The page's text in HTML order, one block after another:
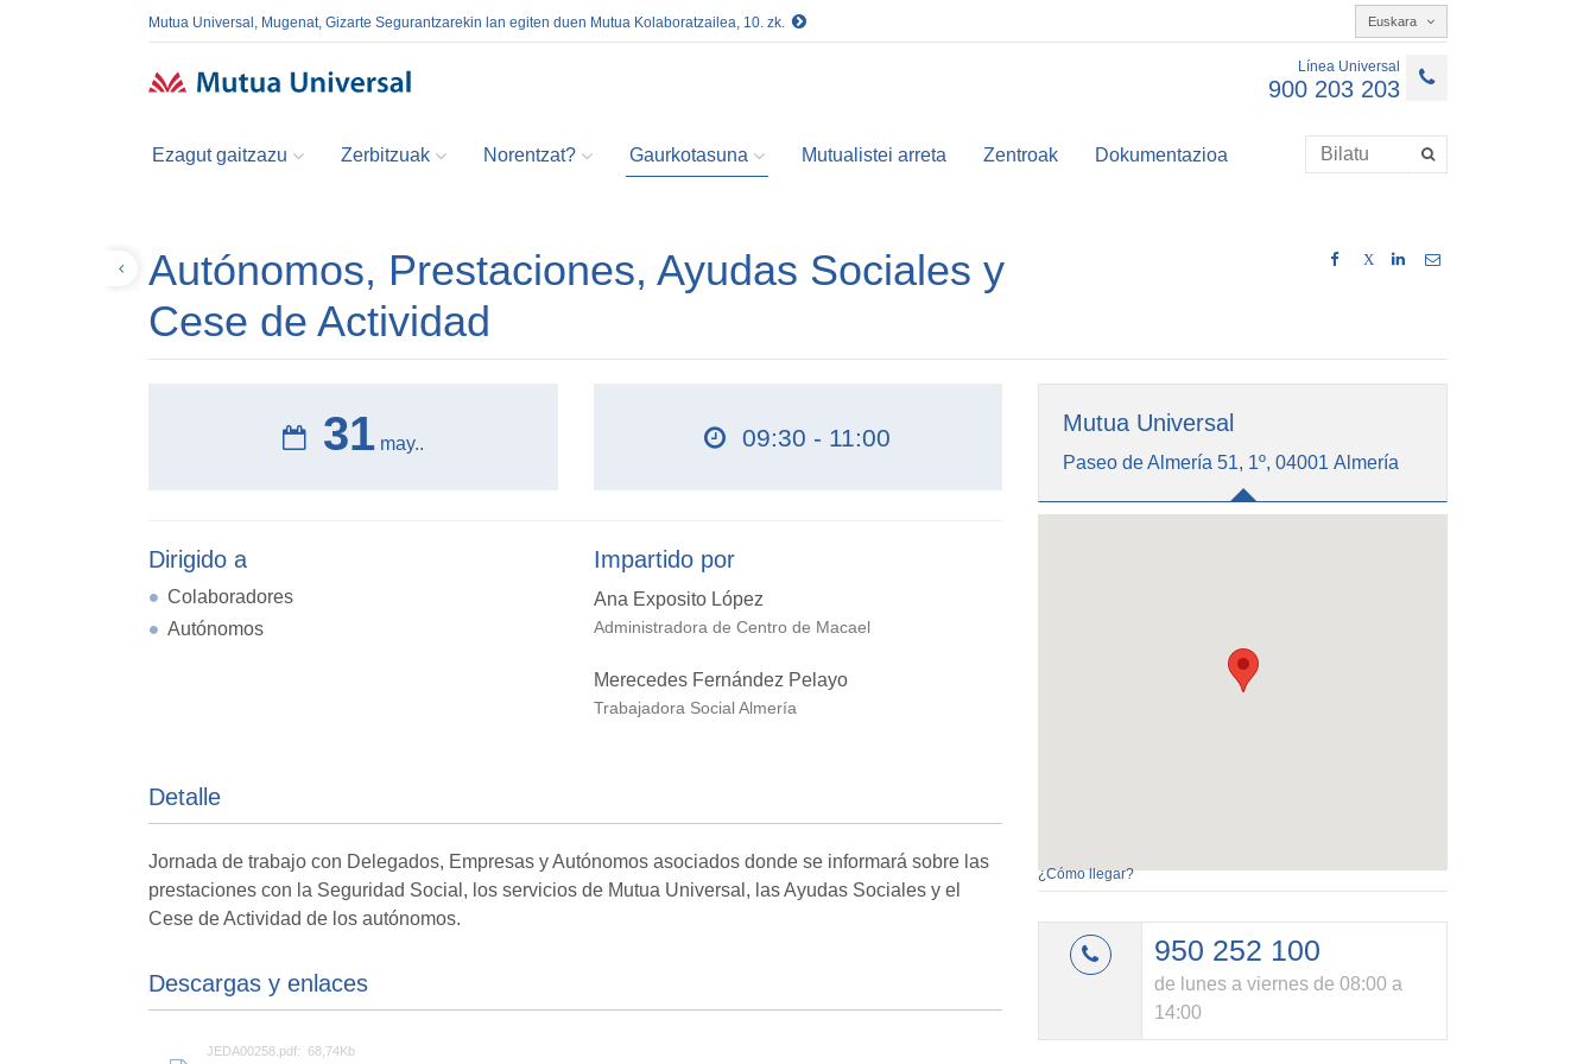
Mutua Universal, Mugenat, Gizarte Segurantzarekin lan egiten duen Mutua Kolaboratzailea, 10. zk. Euskara
Línea Universal
900 203 203
Ezagut gaitzazu Zerbitzuak Norentzat? Gaurkotasuna Mutualistei arreta Zentroak Dokumentazioa
X
Autónomos, Prestaciones, Ayudas Sociales y
Cese de Actividad
31 may.. 09:30 - 11:00
Dirigido a
Colaboradores
Autónomos
Impartido por
Ana Exposito López
Administradora de Centro de Macael
Merecedes Fernández Pelayo
Trabajadora Social Almería
Detalle
Jornada de trabajo con Delegados, Empresas y Autónomos asociados donde se informará sobre las
prestaciones con la Seguridad Social, los servicios de Mutua Universal, las Ayudas Sociales y el
Cese de Actividad de los autónomos.
Descargas y enlaces
JEDA00258.pdf: 68,74Kb
Mutua Universal
Paseo de Almería 51, 1º, 04001 Almería
¿Cómo llegar?
950 252 100
de lunes a viernes de 08:00 a
14:00